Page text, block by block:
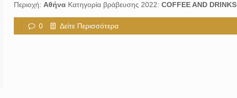
Περιοχή: AθήναΚατηγορία βράβευσης 2022: COFFEE AND DRINKS
0 Δείτε Περισσότερα